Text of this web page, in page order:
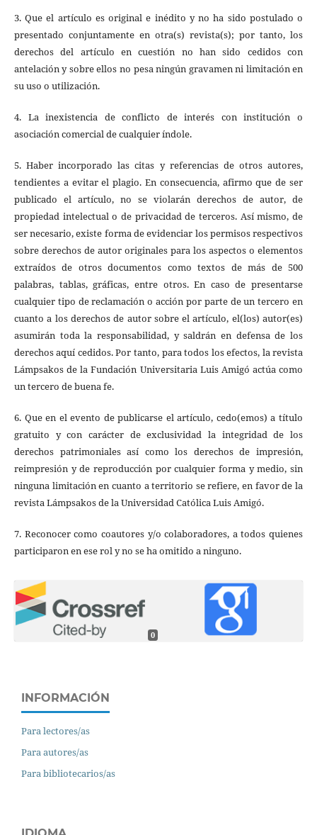
3. Que el artículo es original e inédito y no ha sido postulado o
presentado conjuntamente en otra(s) revista(s); por tanto, los
derechos del artículo en cuestión no han sido cedidos con
antelación y sobre ellos no pesa ningún gravamen ni limitación en
su uso o utilización.
4. La inexistencia de conflicto de interés con institución o
asociación comercial de cualquier índole.
5. Haber incorporado las citas y referencias de otros autores,
tendientes a evitar el plagio. En consecuencia, afirmo que de ser
publicado el artículo, no se violarán derechos de autor, de
propiedad intelectual o de privacidad de terceros. Así mismo, de
ser necesario, existe forma de evidenciar los permisos respectivos
sobre derechos de autor originales para los aspectos o elementos
extraídos de otros documentos como textos de más de 500
palabras, tablas, gráficas, entre otros. En caso de presentarse
cualquier tipo de reclamación o acción por parte de un tercero en
cuanto a los derechos de autor sobre el artículo, el(los) autor(es)
asumirán toda la responsabilidad, y saldrán en defensa de los
derechos aquí cedidos. Por tanto, para todos los efectos, la revista
Lámpsakos de la Fundación Universitaria Luis Amigó actúa como
un tercero de buena fe.
6. Que en el evento de publicarse el artículo, cedo(emos) a título
gratuito y con carácter de exclusividad la integridad de los
derechos patrimoniales así como los derechos de impresión,
reimpresión y de reproducción por cualquier forma y medio, sin
ninguna limitación en cuanto a territorio se refiere, en favor de la
revista Lámpsakos de la Universidad Católica Luis Amigó.
7. Reconocer como coautores y/o colaboradores, a todos quienes
participaron en ese rol y no se ha omitido a ninguno.
0
INFORMACIÓN
Para lectores/as
Para autores/as
Para bibliotecarios/as